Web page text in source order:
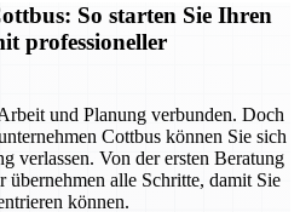
So starten Sie Ihren
professioneller
und Planung verbunden. Doch
Cottbus können Sie sich
verlassen. Von der ersten Beratung
alle Schritte, damit Sie
können.